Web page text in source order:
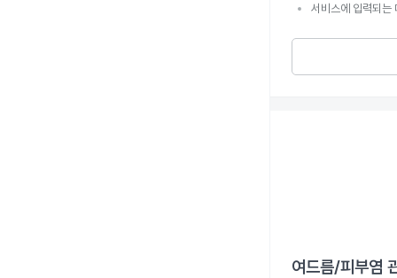
서비스에 입력되
여드름/피부염